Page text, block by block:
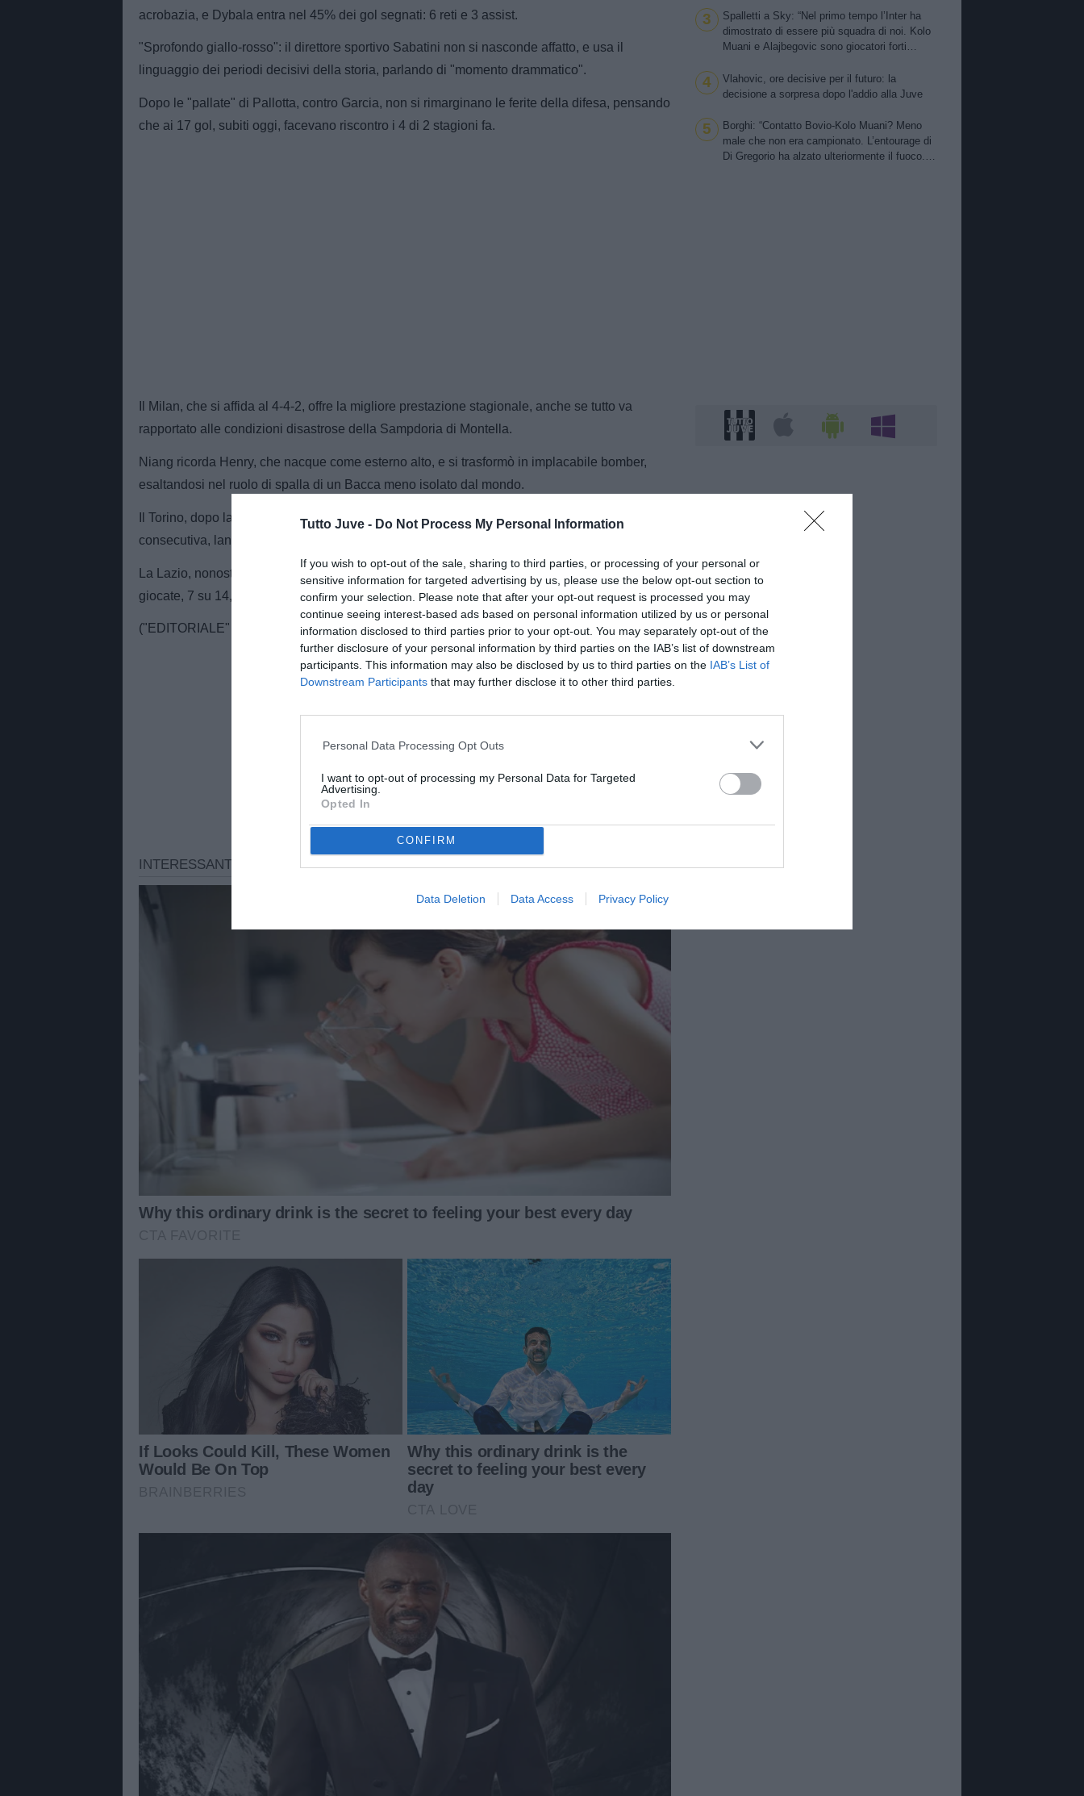
Tutto Juve - Do Not Process My Personal Information
If you wish to opt-out of the sale, sharing to third parties, or processing of your personal or
sensitive information for targeted advertising by us, please use the below opt-out section to
confirm your selection. Please note that after your opt-out request is processed you may
continue seeing interest-based ads based on personal information utilized by us or personal
information disclosed to third parties prior to your opt-out. You may separately opt-out of the
further disclosure of your personal information by third parties on the IAB’s list of downstream
participants. This information may also be disclosed by us to third parties on the IAB’s List of
Downstream Participants that may further disclose it to other third parties.
Personal Data Processing Opt Outs
I want to opt-out of processing my Personal Data for Targeted
Advertising.
Opted In
CONFIRM
Data Deletion Data Access Privacy Policy
acrobazia, e Dybala entra nel 45% dei gol segnati: 6 reti e 3 assist.
"Sprofondo giallo-rosso": il direttore sportivo Sabatini non si nasconde affatto, e usa il
linguaggio dei periodi decisivi della storia, parlando di "momento drammatico".
Dopo le "pallate" di Pallotta, contro Garcia, non si rimarginano le ferite della difesa, pensando
che ai 17 gol, subiti oggi, facevano riscontro i 4 di 2 stagioni fa.
Il Milan, che si affida al 4-4-2, offre la migliore prestazione stagionale, anche se tutto va
rapportato alle condizioni disastrose della Sampdoria di Montella.
Niang ricorda Henry, che nacque come esterno alto, e si trasformò in implacabile bomber,
esaltandosi nel ruolo di spalla di un Bacca meno isolato dal mondo.
Il Torino, dopo la sorte avversa con Genoa, Juventus e Inter, approda alla seconda vittoria
consecutiva, lancia Belotti, e aspetta da 814' uno squillo di Quagliarella.
La Lazio, nonostante lo squarcio di sereno dell'Europa League, perde la metà delle partite
giocate, 7 su 14, e Tare si ribella, davanti a 2 gol regolari annullati.
("EDITORIALE" PER RADIO SPORTIVA)
Zhegrova non vuole partire. Sorloth sul
mercato. Vlahovic, nuova pretendente
3
Spalletti a Sky: “Nel primo tempo l’Inter ha
dimostrato di essere più squadra di noi. Kolo
Muani e Alajbegovic sono giocatori forti
4
Vlahovic, ore decisive per il futuro: la
decisione a sorpresa dopo l'addio alla Juve
5
Borghi: “Contatto Bovio-Kolo Muani? Meno
male che non era campionato. L’entourage di
Di Gregorio ha alzato ulteriormente il fuoco.